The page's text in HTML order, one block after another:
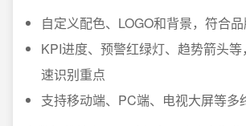
自定义配色、LOGO和背景，符合
KPI进度、预警红绿灯、趋势箭头
速识别重点
支持移动端、PC端、电视大屏等多